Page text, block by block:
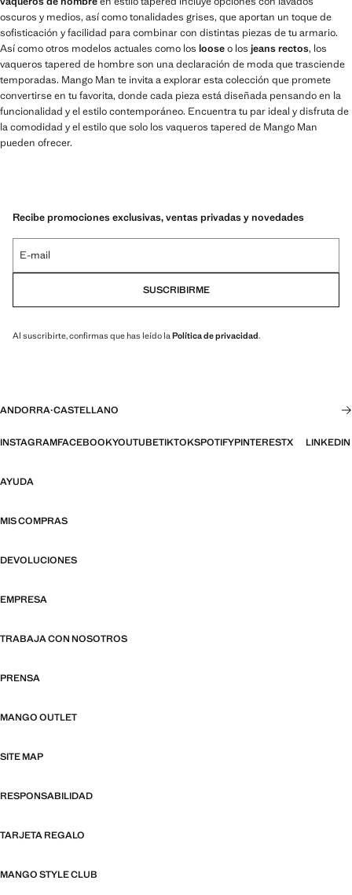
oscuros y medios, así como tonalidades grises, que aportan un toque de
sofisticación y facilidad para combinar con distintas piezas de tu armario.
Así como otros modelos actuales como los looseo los jeans rectos, los
vaqueros tapered de hombre son una declaración de moda que trasciende
temporadas. Mango Man te invita a explorar esta colección que promete
convertirse en tu favorita, donde cada pieza está diseñada pensando en la
funcionalidad y el estilo contemporáneo. Encuentra tu par ideal y disfruta de
la comodidad y el estilo que solo los vaqueros tapered de Mango Man
pueden ofrecer.
Recibe promociones exclusivas, ventas privadas y novedades
E-mail
SUSCRIBIRME
Al suscribirte, confirmas que has leído la Política de privacidad.
ANDORRA·CASTELLANO
INSTAGRAMFACEBOOKYOUTUBETIKTOKSPOTIFYPINTERESTX LINKEDIN
AYUDA
MIS COMPRAS
DEVOLUCIONES
EMPRESA
TRABAJA CON NOSOTROS
PRENSA
MANGO OUTLET
SITE MAP
RESPONSABILIDAD
TARJETA REGALO
MANGO STYLE CLUB